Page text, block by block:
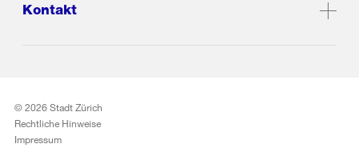
Kontakt
© 2026 Stadt Zürich
Rechtliche Hinweise
Impressum